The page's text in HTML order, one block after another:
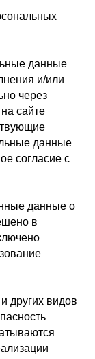
данные
и/или
через
сайте
данные
согласие с
данные о
в
других видов